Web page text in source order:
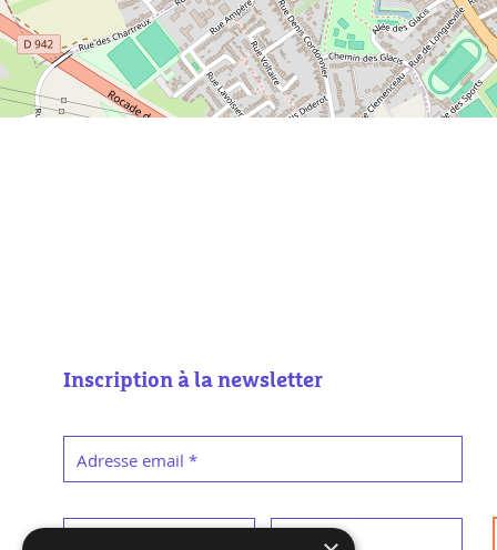
Inscription à la newsletter
Adresse email *
*